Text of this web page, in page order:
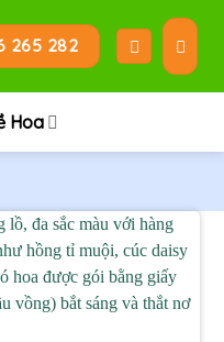
265 282
Hoa